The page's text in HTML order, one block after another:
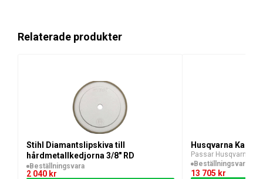
Fördelar och huvudegenskaper med Stihl
Hög precision:Slipar sågkedjor och verktyg med
noggrannhet för bästa resultat.
Slitstark design:
Diamantbeläggning ger lång
livslängd och jämn slipning över tid.
Effektiv slipning:
ökar arbetsflödet.
Rengöringstillsats ingår:
Förhindrar
Relaterade produkter
Stihl Diamantslipskiva till
hårdmetallkedjorna 3/8" RD
Beställningsvara
2 040 kr
Husqvarna
Passar Husqvarna
Beställningsvara
13 705 kr